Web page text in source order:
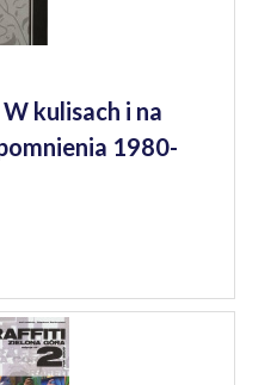
kulisach i na
1980-